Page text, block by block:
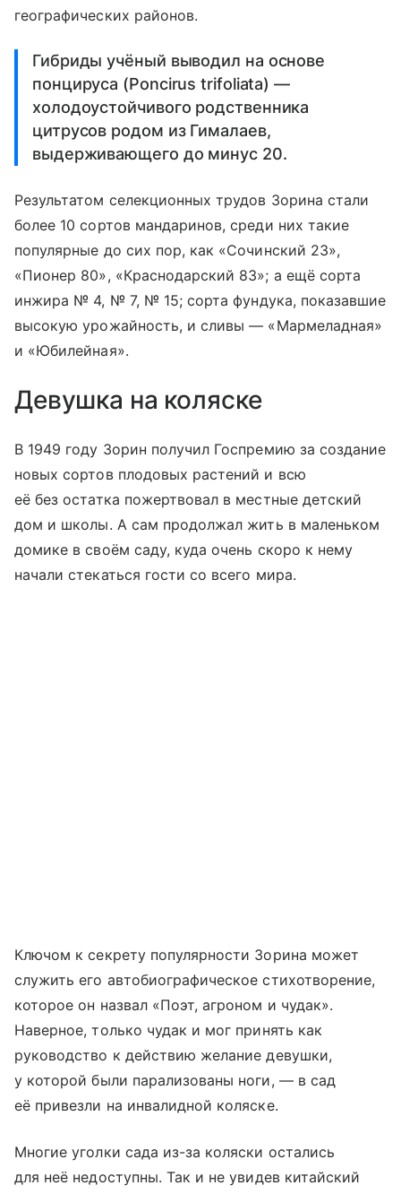
географических районов.
Гибриды учёный выводил на основе
понцируса (Poncirus trifoliata) —
холодоустойчивого родственника
цитрусов родом из Гималаев,
выдерживающего до минус 20.
Результатом селекционных трудов Зорина стали
более 10 сортов мандаринов, среди них такие
популярные до сих пор, как «Сочинский 23»,
«Пионер 80», «Краснодарский 83»; а ещё сорта
инжира № 4, № 7, № 15; сорта фундука, показавшие
высокую урожайность, и сливы — «Мармеладная»
и «Юбилейная».
Девушка на коляске
В 1949 году Зорин получил Госпремию за создание
новых сортов плодовых растений и всю
её без остатка пожертвовал в местные детский
дом и школы. А сам продолжал жить в маленьком
домике в своём саду, куда очень скоро к нему
начали стекаться гости со всего мира.
Ключом к секрету популярности Зорина может
служить его автобиографическое стихотворение,
которое он назвал «Поэт, агроном и чудак».
Наверное, только чудак и мог принять как
руководство к действию желание девушки,
у которой были парализованы ноги, — в сад
её привезли на инвалидной коляске.
Многие уголки сада из-за коляски остались
для неё недоступны. Так и не увидев китайский